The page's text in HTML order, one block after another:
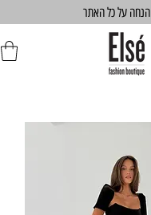
הנחה על כל האתר